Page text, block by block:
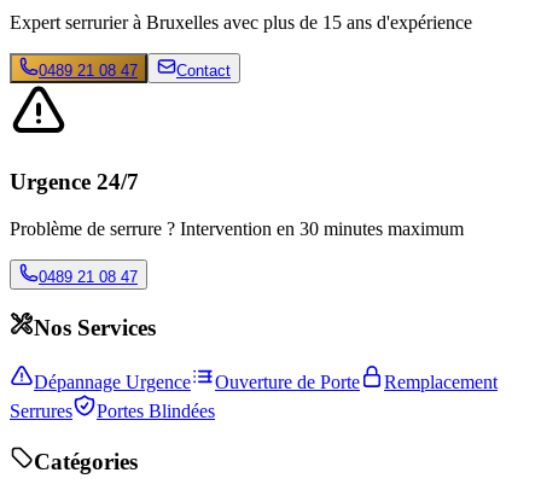
Expert serrurier à Bruxelles avec plus de 15 ans d'expérience
0489 21 08 47 Contact
Urgence 24/7
Problème de serrure ? Intervention en 30 minutes maximum
0489 21 08 47
Nos Services
Dépannage Urgence Ouverture de Porte
Remplacement
Serrures
Portes Blindées
Catégories